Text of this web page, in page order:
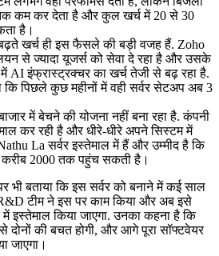
कम कर देता है और कुल खर्च में 20 से 30
है।
खर्च ही इस फैसले की बड़ी वजह हैं. Zoho
से ज्यादा यूजर्स को सेवा दे रहा है और उसके
AI इंफ्रास्ट्रक्चर का खर्च तेजी से बढ़ रहा है.
पिछले कुछ महीनों में वही सर्वर सेटअप अब 3
में बेचने की योजना नहीं बना रहा है. कंपनी
कर रही है और धीरे-धीरे अपने सिस्टम में
La सर्वर इस्तेमाल में हैं और उम्मीद है कि
2000 तक पहुंच सकती है।
भी बताया कि इस सर्वर को बनाने में कई साल
टीम ने इस पर काम किया और अब इसे
इस्तेमाल किया जाएगा. उनका कहना है कि
की बचत होगी, और आगे पूरा सॉफ्टवेयर
जाएगा।